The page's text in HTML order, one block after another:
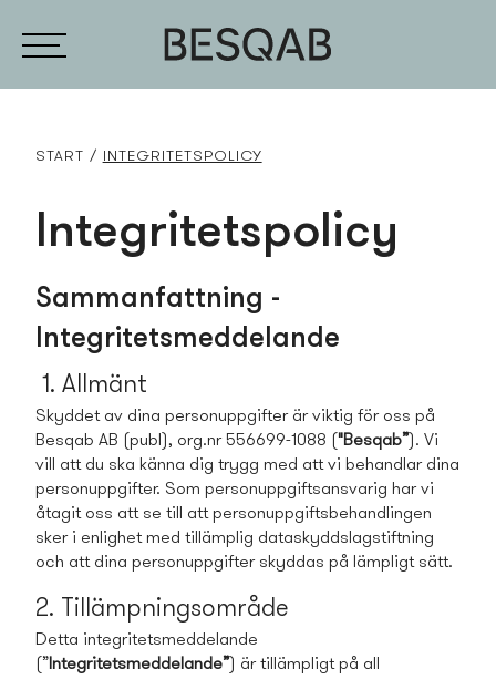
START INTEGRITETSPOLICY­
Integritetspolicy­
Samman­fattning -
Integritetsmeddelande
1. Allmänt
Skyddet av dina personuppgifter är viktig för oss på
Besqab AB (publ), org.nr 556699-1088 ("Besqab”). Vi
vill att du ska känna dig trygg med att vi behandlar dina
personuppgifter. Som personuppgiftsansvarig har vi
åtagit oss att se till att personuppgiftsbehandlingen
sker i enlighet med tillämplig dataskyddslagstiftning
och att dina personuppgifter skyddas på lämpligt sätt.
2. Tillämpningsområde
Detta integritetsmeddelande
(”Integritetsmeddelande”) är tillämpligt på all